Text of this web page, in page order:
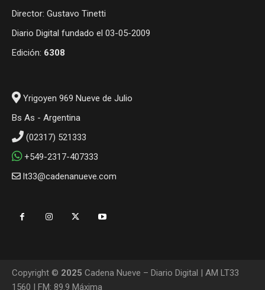
Director: Gustavo Tinetti
Diario Digital fundado el 03-05-2009
Edición: 6308
Yrigoyen 969 Nueve de Julio
Bs As - Argentina
(02317) 521333
+549-2317-407333
lt33@cadenanueve.com
Copyright © 2025 Cadena Nueve – Diario Digital | AM LT33
1560 | FM: 89.9 Máxima